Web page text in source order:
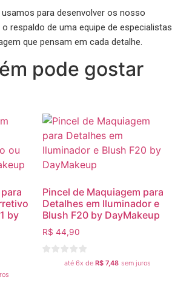
para desenvolver os nosso
respaldo de uma equipe de especialistas
que pensam em cada detalhe.
pode gostar
by
Pincel de Maquiagem para
Detalhes em Iluminador e
Blush F20 by DayMakeup
R$ 44,90
até 6x de R$7,48 sem juros